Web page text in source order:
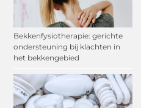
Bekkenfysiotherapie: gerichte
ondersteuning bij klachten in
het bekkengebied